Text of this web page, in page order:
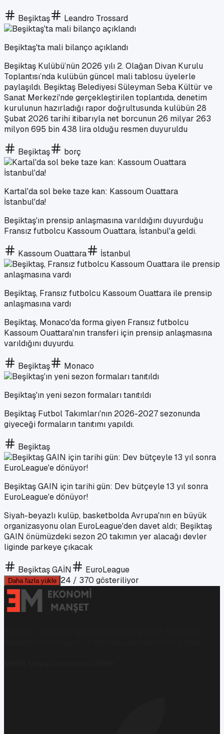
Beşiktaş Leandro Trossard
Beşiktaş'ta mali bilanço açıklandı
Beşiktaş Kulübü’nün 2026 yılı 2. Olağan Divan Kurulu
Toplantısı’nda kulübün güncel mali tablosu üyelerle
paylaşıldı. Beşiktaş Belediyesi Süleyman Seba Kültür ve
Sanat Merkezi'nde gerçekleştirilen toplantıda, denetim
kurulunun hazırladığı rapor doğrultusunda kulübün 28
Şubat 2026 tarihi itibarıyla net borcunun 26 milyar 263
milyon 695 bin 438 lira olduğu resmen duyuruldu
Beşiktaş borç
Kartal'da sol beke taze kan: Kassoum Ouattara
İstanbul'da!
Beşiktaş'ın prensip anlaşmasına varıldığını duyurduğu
Fransız futbolcu Kassoum Ouattara, İstanbul'a geldi.
Kassoum Ouattara İstanbul
Beşiktaş, Fransız futbolcu Kassoum Ouattara ile prensip
anlaşmasına vardı
Beşiktaş, Monaco'da forma giyen Fransız futbolcu
Kassoum Ouattara'nın transferi için prensip anlaşmasına
varıldığını duyurdu.
Beşiktaş Monaco
Beşiktaş'ın yeni sezon formaları tanıtıldı
Beşiktaş Futbol Takımları'nın 2026-2027 sezonunda
giyeceği formaların tanıtımı yapıldı.
Beşiktaş
Beşiktaş GAIN için tarihi gün: Dev bütçeyle 13 yıl sonra
EuroLeague'e dönüyor!
Siyah-beyazlı kulüp, basketbolda Avrupa'nın en büyük
organizasyonu olan EuroLeague'den davet aldı; Beşiktaş
GAIN önümüzdeki sezon 20 takımın yer alacağı devler
liginde parkeye çıkacak
Beşiktaş GAİN EuroLeague
Daha fazla yükle 24 / 370 gösteriliyor